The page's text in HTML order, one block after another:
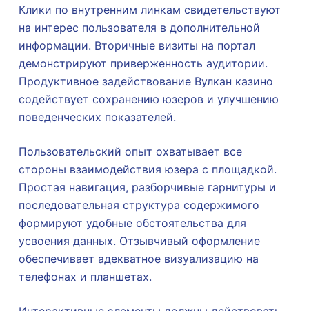
Клики по внутренним линкам свидетельствуют
на интерес пользователя в дополнительной
информации. Вторичные визиты на портал
демонстрируют приверженность аудитории.
Продуктивное задействование Вулкан казино
содействует сохранению юзеров и улучшению
поведенческих показателей.
Пользовательский опыт охватывает все
стороны взаимодействия юзера с площадкой.
Простая навигация, разборчивые гарнитуры и
последовательная структура содержимого
формируют удобные обстоятельства для
усвоения данных. Отзывчивый оформление
обеспечивает адекватное визуализацию на
телефонах и планшетах.